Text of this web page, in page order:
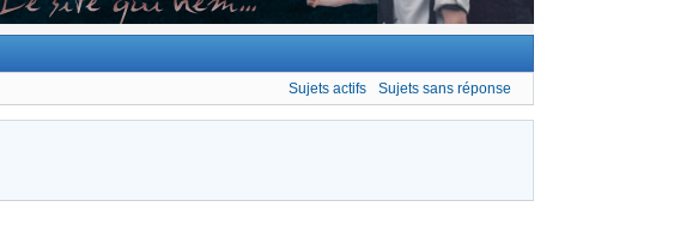
Sujets actifs Sujets sans réponse